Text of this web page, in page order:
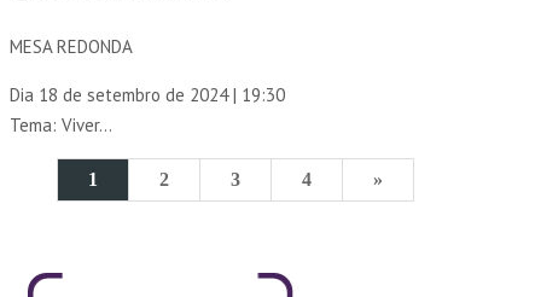
MESA REDONDA
Dia 18 de setembro de 2024 | 19:30
Tema: Viver...
1 2 3 4 »